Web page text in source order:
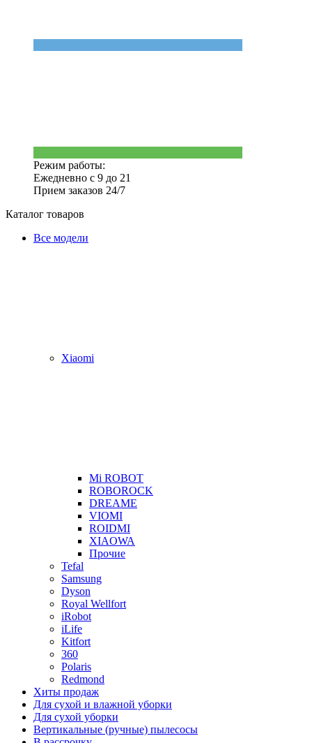
Режим работы:
Ежедневно с 9 до 21
Прием заказов 24/7
Каталог товаров
Все модели
Xiaomi
Mi ROBOT
ROBOROCK
DREAME
VIOMI
ROIDMI
XIAOWA
Прочие
Tefal
Samsung
Dyson
Royal Wellfort
iRobot
iLife
Kitfort
360
Polaris
Redmond
Хиты продаж
Для сухой и влажной уборки
Для сухой уборки
Вертикальные (ручные) пылесосы